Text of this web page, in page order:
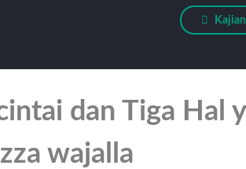
dan Tiga Hal
wajalla